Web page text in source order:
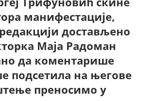
манифестације,
достављено
Маја Радоман
да коментарише
подсетила на његове
преносимо у